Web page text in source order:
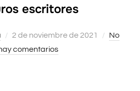
escritores
Publicado
el
2 de noviembre de 2021
No
comentarios